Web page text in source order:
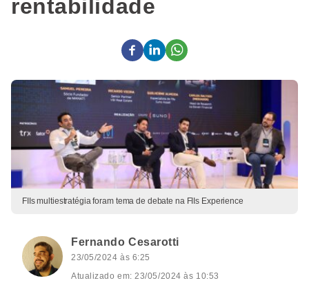
rentabilidade
FIIs multiestratégia foram tema de debate na FIIs Experience
Fernando Cesarotti
23/05/2024 às 6:25
Atualizado em: 23/05/2024 às 10:53